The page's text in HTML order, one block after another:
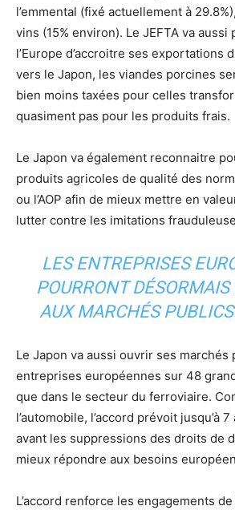
l’emmental (fixé actuellement à
vins (15% environ). Le JEFTA va aussi
l’Europe d’accroitre ses exportations
vers le Japon, les viandes porcines
bien moins taxées pour celles
quasiment pas pour les produits frais.
Le Japon va également reconnaitre
produits agricoles de qualité des
ou l’AOP afin de mieux mettre en
lutter contre les imitations
LES ENTREPRISES
POURRONT DÉSORMAIS
AUX MARCHÉS
Le Japon va aussi ouvrir ses marchés
entreprises européennes sur 48
que dans le secteur du ferroviaire.
l’automobile, l’accord prévoit jusqu’à
avant les suppressions des droits de
mieux répondre aux besoins
L’accord renforce les engagements de